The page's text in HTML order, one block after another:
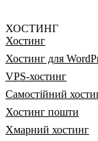
ХОСТИНГ
Хостинг
Хостинг для
VPS-хостинг
Самостійний
Хостинг пошти
Хмарний хостинг